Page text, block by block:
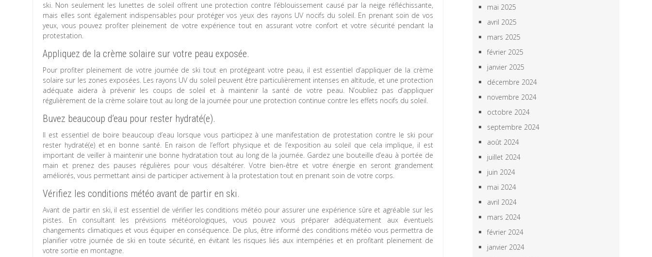
ski. Non seulement les lunettes de soleil offrent une protection contre l’éblouissement causé par la neige réfléchissante,
mais elles sont également indispensables pour protéger vos yeux des rayons UV nocifs du soleil. En prenant soin de vos
yeux, vous pouvez profiter pleinement de votre expérience tout en assurant votre confort et votre sécurité pendant la
protestation.
Appliquez de la crème solaire sur votre peau exposée.
Pour profiter pleinement de votre journée de ski tout en protégeant votre peau, il est essentiel d’appliquer de la crème
solaire sur les zones exposées. Les rayons UV du soleil peuvent être particulièrement intenses en altitude, et une protection
adéquate aidera à prévenir les coups de soleil et à maintenir la santé de votre peau. N’oubliez pas d’appliquer
régulièrement de la crème solaire tout au long de la journée pour une protection continue contre les effets nocifs du soleil.
Buvez beaucoup d’eau pour rester hydraté(e).
Il est essentiel de boire beaucoup d’eau lorsque vous participez à une manifestation de protestation contre le ski pour
rester hydraté(e) et en bonne santé. En raison de l’effort physique et de l’exposition au soleil que cela implique, il est
important de veiller à maintenir une bonne hydratation tout au long de la journée. Gardez une bouteille d’eau à portée de
main et prenez des pauses régulières pour vous désaltérer. Votre bien-être et votre énergie en seront grandement
améliorés, vous permettant ainsi de participer activement à la protestation tout en prenant soin de votre corps.
Vérifiez les conditions météo avant de partir en ski.
Avant de partir en ski, il est essentiel de vérifier les conditions météo pour assurer une expérience sûre et agréable sur les
pistes. En consultant les prévisions météorologiques, vous pouvez vous préparer adéquatement aux éventuels
changements climatiques et vous équiper en conséquence. De plus, être informé des conditions météo vous permettra de
planifier votre journée de ski en toute sécurité, en évitant les risques liés aux intempéries et en profitant pleinement de
votre sortie en montagne.
mai 2025
avril 2025
mars 2025
février 2025
janvier 2025
décembre 2024
novembre 2024
octobre 2024
septembre 2024
août 2024
juillet 2024
juin 2024
mai 2024
avril 2024
mars 2024
février 2024
janvier 2024